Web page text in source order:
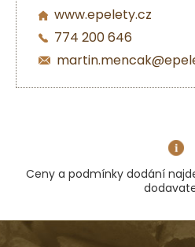
www.epelety.cz
774 200 646
Ceny a podmínky dodání